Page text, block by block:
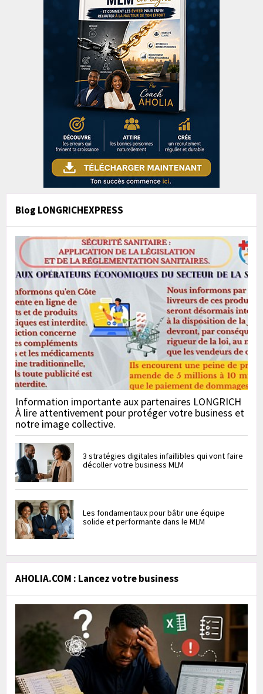
Blog LONGRICHEXPRESS
Information importante aux partenaires LONGRICH
À lire attentivement pour protéger votre business et
notre image collective.
3 stratégies digitales infaillibles qui vont faire
décoller votre business MLM
Les fondamentaux pour bâtir une équipe
solide et performante dans le MLM
AHOLIA.COM : Lancez votre business